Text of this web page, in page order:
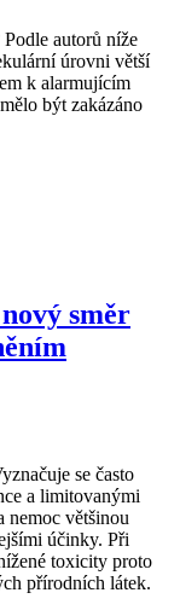
autorů níže
úrovni větší
k alarmujícím
být zakázáno
směr
se často
a limitovanými
nemoc většinou
účinky. Při
toxicity proto
přírodních látek.